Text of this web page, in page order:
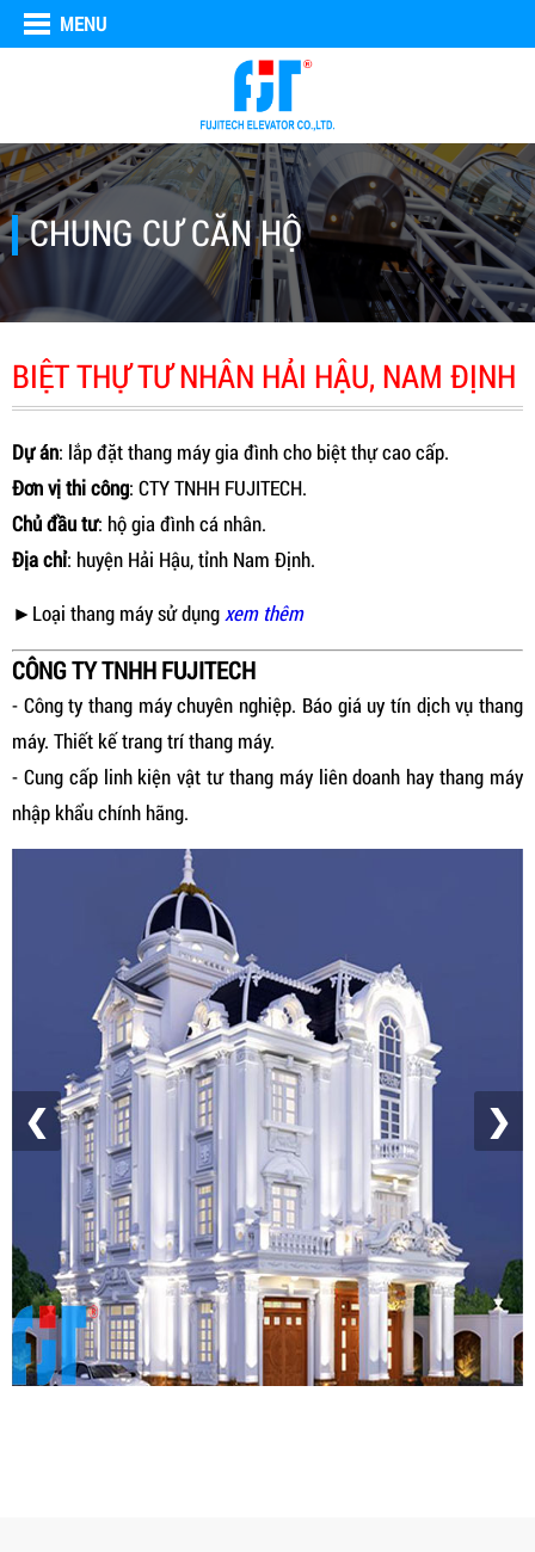
MENU
CHUNG CƯ CĂN HỘ
BIỆT THỰ TƯ NHÂN HẢI HẬU, NAM ĐỊNH
Dự án: lắp đặt thang máy gia đình cho biệt thự cao cấp.
Đơn vị thi công: CTY TNHH FUJITECH.
Chủ đầu tư: hộ gia đình cá nhân.
Địa chỉ: huyện Hải Hậu, tỉnh Nam Định.
►Loại thang máy sử dụngxem thêm
CÔNG TY TNHH FUJITECH
- Công ty thang máy chuyên nghiệp. Báo giá uy tín dịch vụ thang
máy. Thiết kế trang trí thang máy.
- Cung cấp linh kiện vật tư thang máy liên doanh hay thang máy
nhập khẩu chính hãng.
❮ ❯